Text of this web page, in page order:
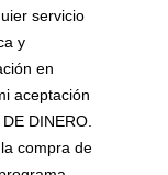
servicio
y
en
aceptación
DINERO.
compra de